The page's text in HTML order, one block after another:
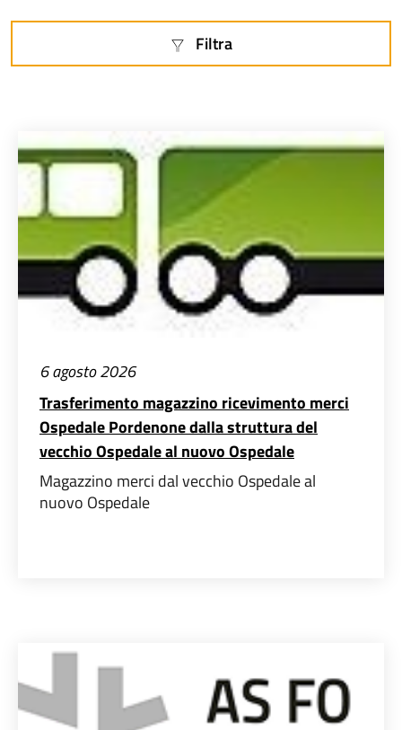
Filtra
6 agosto 2026
Trasferimento magazzino ricevimento merci
Ospedale Pordenone dalla struttura del
vecchio Ospedale al nuovo Ospedale
Magazzino merci dal vecchio Ospedale al
nuovo Ospedale